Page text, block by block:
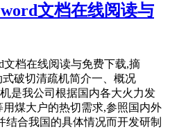
文档在线阅读与
文档在线阅读与免费下载,摘
式破切清疏机简介一、概况
是我公司根据国内各大火力发
煤大户的热切需求,参照国内外
结合我国的具体情况而开发研制